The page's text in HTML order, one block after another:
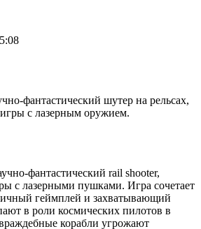
фантастический шутер на рельсах,
с лазерным оружием.
фантастический rail shooter,
с лазерными пушками. Игра сочетает
геймплей и захватывающий
в роли космических пилотов в
корабли угрожают